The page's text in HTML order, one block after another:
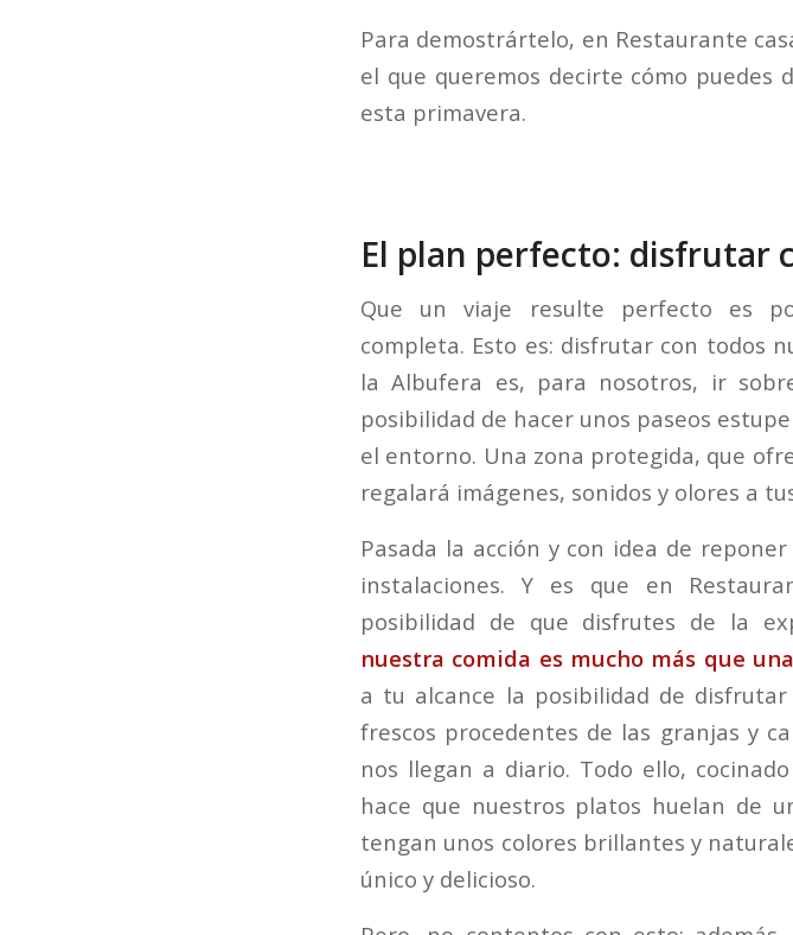
Para demostrártelo, en Restaurante
el que queremos decirte cómo
esta primavera.
El plan perfecto: disfrutar
Que un viaje resulte perfecto es
completa. Esto es: disfrutar con todos
la Albufera es, para nosotros, ir
posibilidad de hacer unos paseos
el entorno. Una zona protegida, que
regalará imágenes, sonidos y olores a
Pasada la acción y con idea de
instalaciones. Y es que en
posibilidad de que disfrutes de la
nuestra comida es mucho más que
a tu alcance la posibilidad de
frescos procedentes de las granjas y
nos llegan a diario. Todo ello,
hace que nuestros platos huelan de
tengan unos colores brillantes y
único y delicioso.